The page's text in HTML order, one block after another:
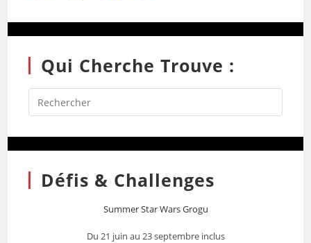
Qui Cherche Trouve :
Défis & Challenges
Summer Star Wars Grogu
Du 21 juin au 23 septembre inclus